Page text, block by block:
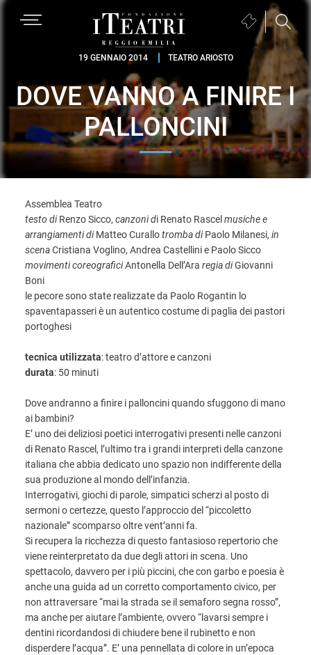
pagina
Fondazione
Teatri
Reggio
Emilia
Biglietteria
(si
apre
in
una
nuova
finestra)
19 GENNAIO 2014 TEATRO ARIOSTO
DOVE VANNO A FINIRE I
PALLONCINI
Assemblea Teatro
testo diRenzo Sicco, canzoni di Renato Rascel musiche e
arrangiamenti diMatteo Curallotromba diPaolo Milanesi, in
scenaCristiana Voglino, Andrea Castellini e Paolo Sicco
movimenti coreograficiAntonella Dell’Ara regia diGiovanni
Boni
le pecore sono state realizzate da Paolo Rogantin lo
spaventapasseri è un autentico costume di paglia dei pastori
portoghesi
tecnica utilizzata: teatro d’attore e canzoni
durata: 50 minuti
Dove andranno a finire i palloncini quando sfuggono di mano
ai bambini?
E’ uno dei deliziosi poetici interrogativi presenti nelle canzoni
di Renato Rascel, l’ultimo tra i grandi interpreti della canzone
italiana che abbia dedicato uno spazio non indifferente della
sua produzione al mondo dell’infanzia.
Interrogativi, giochi di parole, simpatici scherzi al posto di
sermoni o certezze, questo l’approccio del “piccoletto
nazionale” scomparso oltre vent’anni fa.
Si recupera la ricchezza di questo fantasioso repertorio che
viene reinterpretato da due degli attori in scena. Uno
spettacolo, davvero per i più piccini, che con garbo e poesia è
anche una guida ad un corretto comportamento civico, per
non attraversare “mai la strada se il semaforo segna rosso”,
ma anche per aiutare l’ambiente, ovvero “lavarsi sempre i
dentini ricordandosi di chiudere bene il rubinetto e non
disperdere l’acqua”. E’ una pennellata di colore in un’epoca